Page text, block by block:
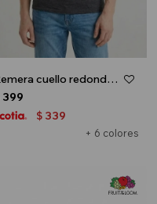
Remera cuello redondo ICONIC 150 - Gris melange oscuro
+ 6 colores
399
$ 339